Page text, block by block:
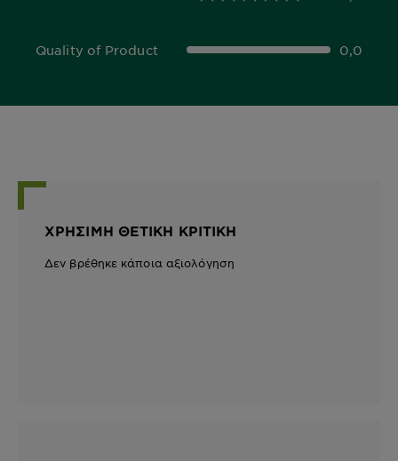
Quality of Product
0,0 out of 5 stars 0,0
ΧΡΉΣΙΜΗ ΘΕΤΙΚΉ ΚΡΙΤΙΚΉ
Δεν βρέθηκε κάποια αξιολόγηση